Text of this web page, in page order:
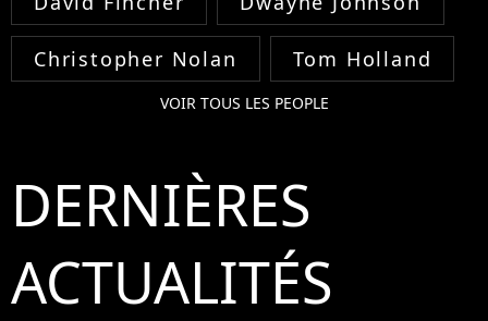
Christopher Nolan Tom Holland
VOIR TOUS LES PEOPLE
DERNIÈRES
ACTUALITÉS